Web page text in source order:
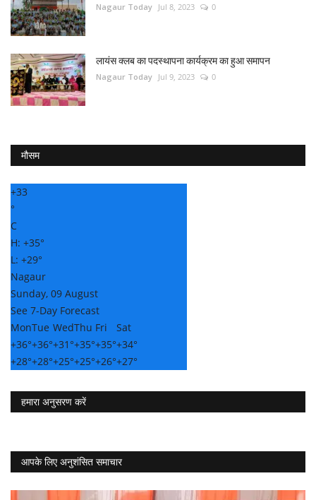
Nagaur Today Jul 8, 2023 0
लायंस क्लब का पदस्थापना कार्यक्रम का हुआ समापन
Nagaur Today Jul 9, 2023 0
मौसम
+33
°
C
H: +35°
L: +29°
Nagaur
Sunday, 09 August
See 7-Day Forecast
MonTue WedThu Fri
Sat
+36°+36°+31°+35°+35°+34°
+28°+28°+25°+25°+26°+27°
हमारा अनुसरण करें
आपके लिए अनुशंसित समाचार